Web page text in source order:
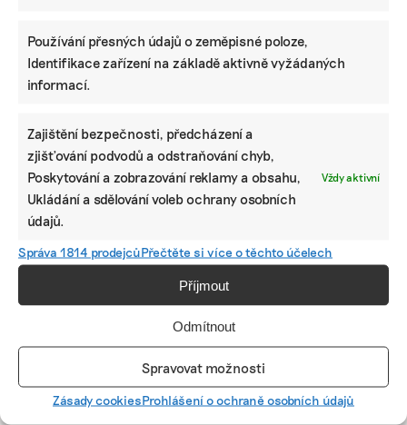
Používání přesných údajů o zeměpisné poloze,
Identifikace zařízení na základě aktivně vyžádaných
informací.
Zajištění bezpečnosti, předcházení a
zjišťování podvodů a odstraňování chyb,
Poskytování a zobrazování reklamy a obsahu,
Ukládání a sdělování voleb ochrany osobních
údajů.
Vždy aktivní
Správa 1814 prodejcůPřečtěte si více o těchto účelech
Příjmout
Odmítnout
Spravovat možnosti
Zásady cookiesProhlášení o ochraně osobních údajů
PRÁCE, KTERÁ ZLEPŠÍ SVĚT
mutualus
udržitelnosti
právnička/právník
Více naEkoJobs>